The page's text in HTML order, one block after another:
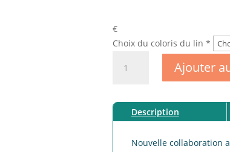
€
Choix du coloris du lin *
personnalisable
Ajouter
Description
Nouvelle collaboration